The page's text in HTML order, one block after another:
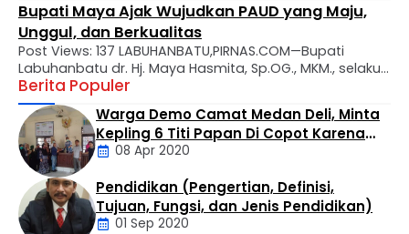
Bupati Maya Ajak Wujudkan PAUD yang Maju,
Unggul, dan Berkualitas
Post Views: 137 LABUHANBATU,PIRNAS.COM—Bupati
Labuhanbatu dr. Hj. Maya Hasmita, Sp.OG., MKM., selaku
Bunda PAUD Kabupaten Labuhanbatu secara resmi
mengukuhkan Bunda Pendidikan Anak Usia Dini (PAUD)
tingkat kecamatan, desa, dan kelurahan se-Kabupaten
Labuhanbatu. Prosesi pengukuhan berlangsung di Aula
Rumah Dinas Bupati Labuhanbatu, Rabu (29/07).
Kegiatan tersebut turut dihadiri Ketua Tim Penggerak
PKK Kabupaten Labuhanbatu Ny. Wan …
Berita Populer
Daerah
Warga Demo Camat Medan Deli, Minta
Kepling 6 Titi Papan Di Copot Karena
Tak Perduli Sama Warganya
08 Apr 2020
Pendidikan (Pengertian, Definisi,
Tujuan, Fungsi, dan Jenis Pendidikan)
01 Sep 2020